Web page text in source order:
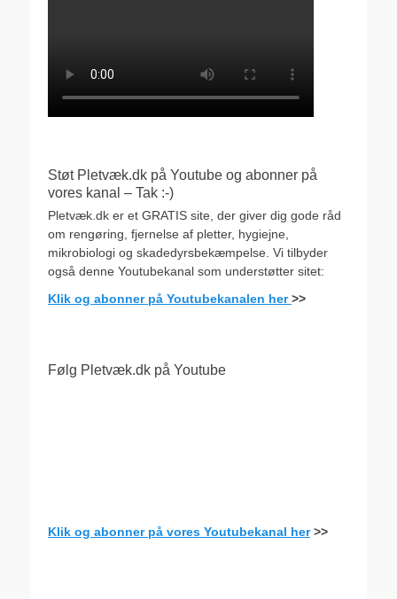
Støt Pletvæk.dk på Youtube og abonner på
vores kanal – Tak :-)
Pletvæk.dk er et GRATIS site, der giver dig gode råd
om rengøring, fjernelse af pletter, hygiejne,
mikrobiologi og skadedyrsbekæmpelse. Vi tilbyder
også denne Youtubekanal som understøtter sitet:
Klik og abonner på Youtubekanalen her>>
Følg Pletvæk.dk på Youtube
Klik og abonner på vores Youtubekanal her>>